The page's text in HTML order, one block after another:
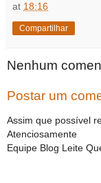
at 18:16
Compartilhar
Nenhum
Postar um
Assim que possível
Atenciosamente
Equipe Blog Leite